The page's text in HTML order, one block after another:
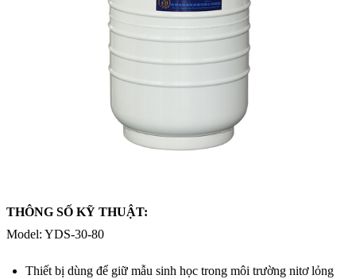
THÔNG SỐ KỸ THUẬT:
Model: YDS-30-80
Thiết bị dùng để giữ mẫu sinh học trong môi trường nitơ lỏng